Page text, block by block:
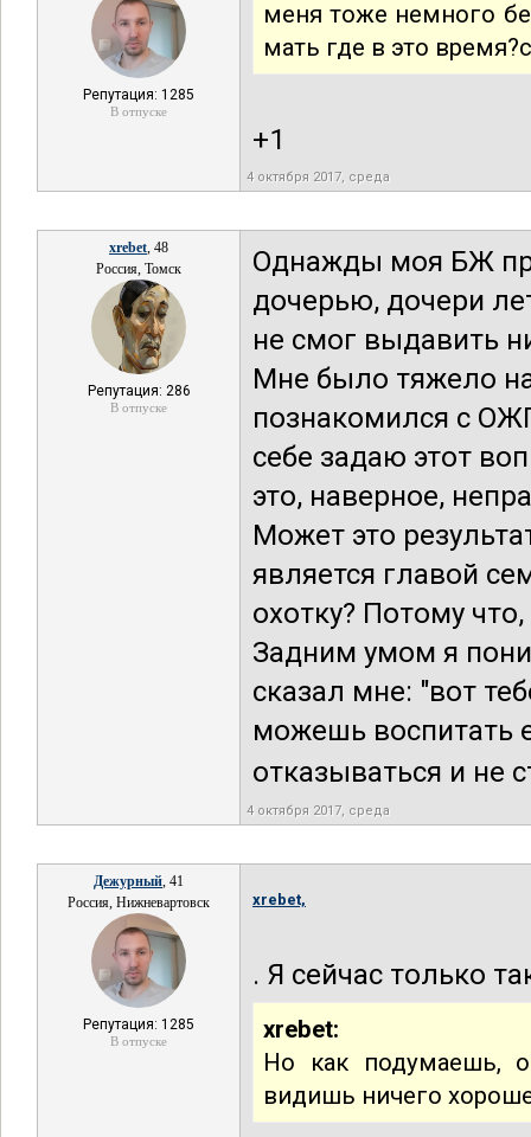
Репутация: 1285
В отпуске
меня тоже немного
мать где в это
+1
4 октября 2017, среда
xrebet, 48
Россия, Томск
Репутация: 286
В отпуске
Однажды моя БЖ
дочерью, дочери
не смог выдавить
Мне было тяжело
познакомился с
себе задаю этот
это, наверное,
Может это
является главой
охотку? Потому
Задним умом я
сказал мне: "вот
можешь воспитать
отказываться и не
4 октября 2017, среда
Дежурный, 41
Россия, Нижневартовск
Репутация: 1285
В отпуске
xrebet,
. Я сейчас только
xrebet:
Но как подумаешь,
видишь ничего